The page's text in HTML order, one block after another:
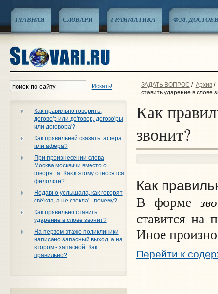
ГЛАВНАЯ СЛОВАРИ ГРАММАТИКА Ф.М.
Искать!
Как правильно говорить:
догово'р или до'говор, догово'ры
или договора'?
Как правильней сказать: афера
или афёра?
При произнесении слова
Москва москвичи вместо о
говорят а. Как к этому относятся
филологи?
Недавно услышала, как говорят
свё'кла, а не свекла' - почему?
Как правильно ставить
ударение в слове звонит?
На первом этаже поликлиники
написано запасный выход, а на
втором - запасной. Как
правильно?
ЗАДАТЬ ВОПРОС / Архив/
ставить ударение в слове
Как
звонит?
Как
В форме
ставится на
Иное
Перейти к